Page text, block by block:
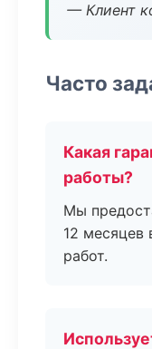
— Клиент
Часто
Какая
работы?
Мы
12 месяцев
работ.